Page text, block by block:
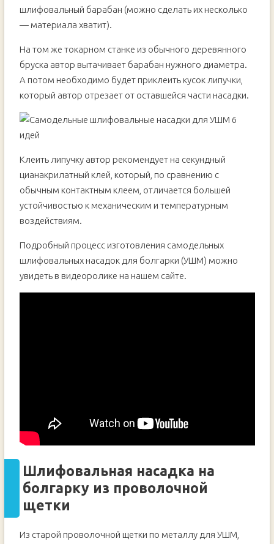
шлифовальный барабан (можно сделать их несколько
— материала хватит).
На том же токарном станке из обычного деревянного
бруска автор вытачивает барабан нужного диаметра.
А потом необходимо будет приклеить кусок липучки,
который автор отрезает от оставшейся части насадки.
Клеить липучку автор рекомендует на секундный
цианакрилатный клей, который, по сравнению с
обычным контактным клеем, отличается большей
устойчивостью к механическим и температурным
воздействиям.
Подробный процесс изготовления самодельных
шлифовальных насадок для болгарки (УШМ) можно
увидеть в видеоролике на нашем сайте.
Шлифовальная насадка на
болгарку из проволочной
щетки
Из старой проволочной щетки по металлу для УШМ,